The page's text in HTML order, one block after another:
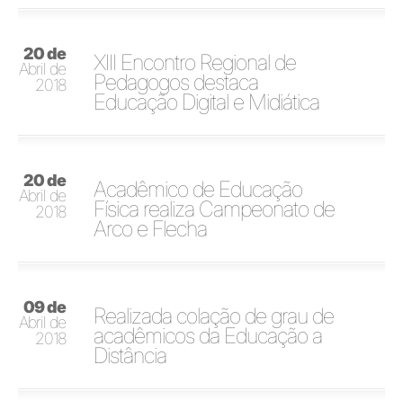
20 de
Abril de
2018
XIII Encontro Regional de
Pedagogos destaca
Educação Digital e Midiática
20 de
Abril de
2018
Acadêmico de Educação
Física realiza Campeonato de
Arco e Flecha
09 de
Abril de
2018
Realizada colação de grau de
acadêmicos da Educação a
Distância